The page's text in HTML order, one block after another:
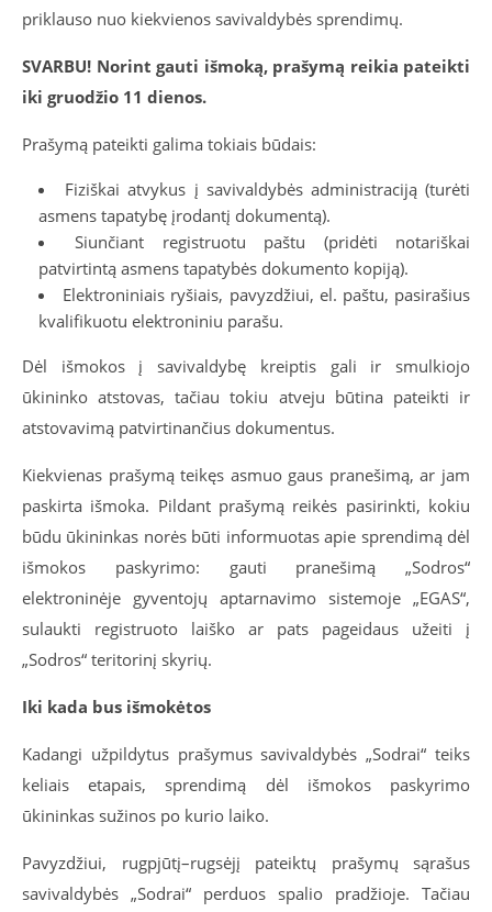
priklauso nuo kiekvienos savivaldybės sprendimų.
SVARBU! Norint gauti išmoką, prašymą reikia pateikti
iki gruodžio 11 dienos.
Prašymą pateikti galima tokiais būdais:
Fiziškai atvykus į savivaldybės administraciją (turėti
asmens tapatybę įrodantį dokumentą).
Siunčiant registruotu paštu (pridėti notariškai
patvirtintą asmens tapatybės dokumento kopiją).
Elektroniniais ryšiais, pavyzdžiui, el. paštu, pasirašius
kvalifikuotu elektroniniu parašu.
Dėl išmokos į savivaldybę kreiptis gali ir smulkiojo
ūkininko atstovas, tačiau tokiu atveju būtina pateikti ir
atstovavimą patvirtinančius dokumentus.
Kiekvienas prašymą teikęs asmuo gaus pranešimą, ar jam
paskirta išmoka. Pildant prašymą reikės pasirinkti, kokiu
būdu ūkininkas norės būti informuotas apie sprendimą dėl
išmokos paskyrimo: gauti pranešimą „Sodros“
elektroninėje gyventojų aptarnavimo sistemoje „EGAS“,
sulaukti registruoto laiško ar pats pageidaus užeiti į
„Sodros“ teritorinį skyrių.
Iki kada bus išmokėtos
Kadangi užpildytus prašymus savivaldybės „Sodrai“ teiks
keliais etapais, sprendimą dėl išmokos paskyrimo
ūkininkas sužinos po kurio laiko.
Pavyzdžiui, rugpjūtį–rugsėjį pateiktų prašymų sąrašus
savivaldybės „Sodrai“ perduos spalio pradžioje. Tačiau